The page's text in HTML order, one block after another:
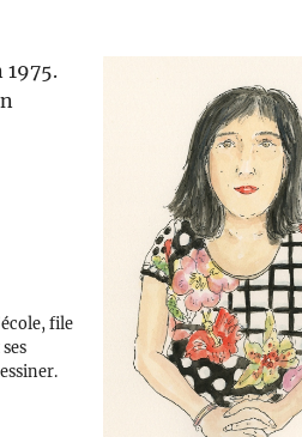
1975.
file